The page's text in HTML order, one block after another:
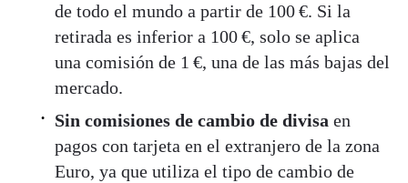
de todo el mundo a partir de 100 €. Si la
retirada es inferior a 100 €, solo se aplica
una comisión de 1 €, una de las más bajas del
mercado.
Sin comisiones de cambio de divisa en
pagos con tarjeta en el extranjero de la zona
Euro, ya que utiliza el tipo de cambio de